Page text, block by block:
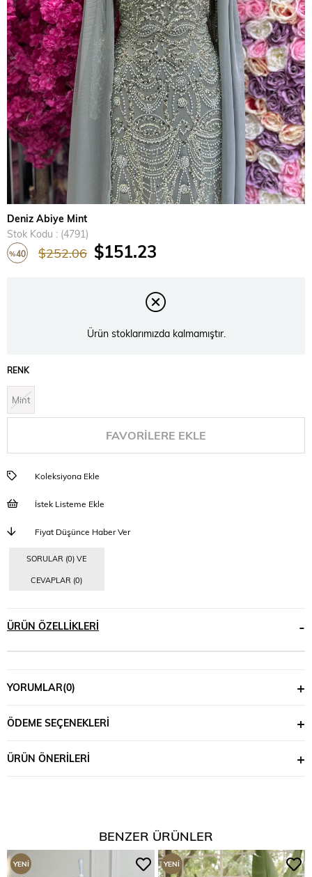
Deniz Abiye Mint
Stok Kodu
(4791)
%40 $252.06 $151.23
Ürün stoklarımızda kalmamıştır.
RENK
Mint
FAVORILERE EKLE
Koleksiyona Ekle
İstek Listeme Ekle
Fiyat Düşünce Haber Ver
SORULAR (0) VE
CEVAPLAR (0)
ÜRÜN ÖZELLIKLERI
YORUMLAR(0)
ÖDEME SEÇENEKLERI
ÜRÜN ÖNERILERI
BENZER ÜRÜNLER
YENI YENI